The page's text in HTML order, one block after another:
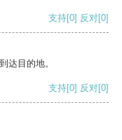
支持[0] 反对[0]
达目的地。
支持[0] 反对[0]